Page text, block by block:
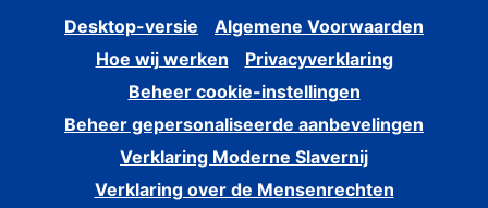
Desktop-versie
Algemene Voorwaarden
Hoe wij werken
Privacyverklaring
Beheer cookie-instellingen
Beheer gepersonaliseerde aanbevelingen
Verklaring Moderne Slavernij
Verklaring over de Mensenrechten